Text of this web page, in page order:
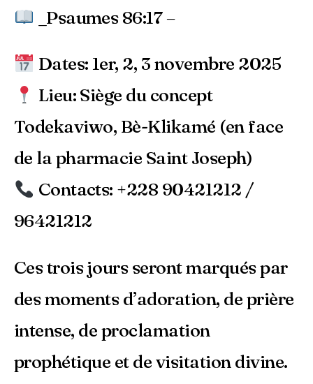
_Psaumes 86:17 –
Dates: 1er, 2, 3 novembre 2025
Lieu: Siège du concept
Todekaviwo, Bè-Klikamé (en face
de la pharmacie Saint Joseph)
Contacts: +228 90421212 /
96421212
Ces trois jours seront marqués par
des moments d’adoration, de prière
intense, de proclamation
prophétique et de visitation divine.